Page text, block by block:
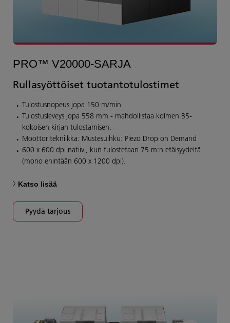
PRO™ V20000-SARJA
Rullasyöttöiset tuotantotulostimet
Tulostusnopeus jopa 150 m/min
Tulostusleveys jopa 558 mm - mahdollistaa kolmen B5-
kokoisen kirjan tulostamisen.
Moottoritekniikka: Mustesuihku: Piezo Drop on Demand
600 x 600 dpi natiivi, kun tulostetaan 75 m:n etäisyydeltä
(mono enintään 600 x 1200 dpi).
Katso lisää
Pyydä tarjous